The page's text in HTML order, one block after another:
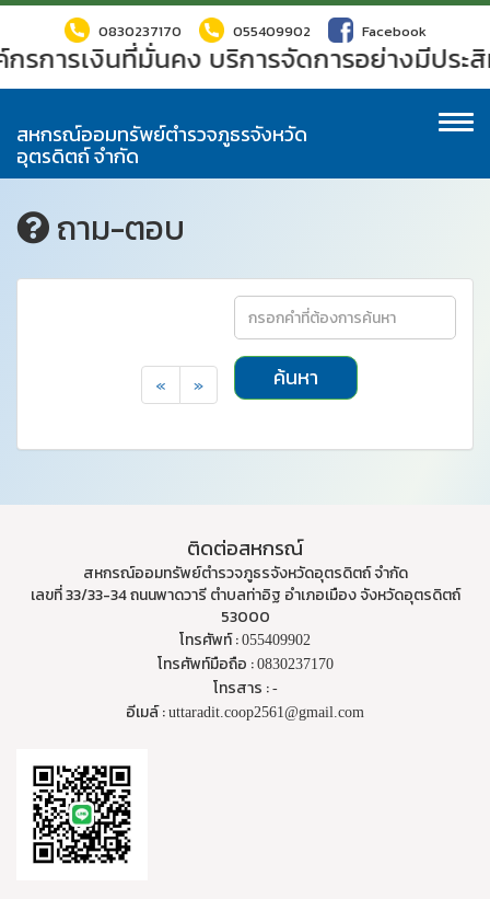
0830237170 055409902 Facebook
รการเงินที่มั่นคง บริการจัดการอย่างมีประ
สหกรณ์ออมทรัพย์ตำรวจภูธรจังหวัด
อุตรดิตถ์ จำกัด
ถาม-ตอบ
ค้นหา
« »
ติดต่อสหกรณ์
สหกรณ์ออมทรัพย์ตำรวจภูธรจังหวัดอุตรดิตถ์ จำกัด
เลขที่ 33/33-34 ถนนพาดวารี ตำบลท่าอิฐ อำเภอเมือง จังหวัดอุตรดิตถ์
53000
โทรศัพท์ : 055409902
โทรศัพท์มือถือ : 0830237170
โทรสาร : -
อีเมล์ : uttaradit.coop2561@gmail.com